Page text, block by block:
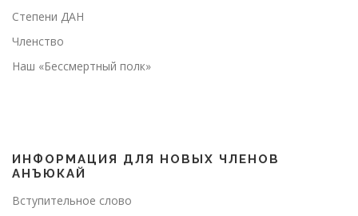
Степени ДАН
Членство
Наш «Бессмертный полк»
ИНФОРМАЦИЯ ДЛЯ НОВЫХ ЧЛЕНОВ
АНЪЮКАЙ
Вступительное слово